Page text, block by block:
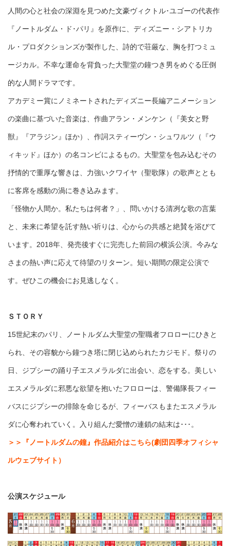
人間の心と社会の深淵を見つめた文豪ヴィクトル･ユゴーの代表作
『ノートルダム・ド･パリ』を原作に、ディズニー・シアトリカ
ル・プロダクションズが製作した、詩的で荘厳な、胸を打つミュ
ージカル。不幸な運命を背負った大聖堂の鐘つき男をめぐる圧倒
的な人間ドラマです。
アカデミー賞にノミネートされたディズニー長編アニメーション
の楽曲に基づいた音楽は、作曲アラン・メンケン（『美女と野
獣』『アラジン』ほか）、作詞スティーヴン・シュワルツ（『ウ
ィキッド』ほか）の名コンビによるもの。大聖堂を包み込むその
抒情的で重厚な響きは、力強いクワイヤ（聖歌隊）の歌声ととも
に客席を感動の渦に巻き込みます。
「怪物か人間か。私たちは何者？」、問いかける清冽な歌の言葉
と、未来に希望を託す熱い祈りは、心からの共感と絶賛を浴びて
います。2018年、発売後すぐに完売した前回の横浜公演。今みな
さまの熱い声に応えて待望のリターン。短い期間の限定公演で
す。ぜひこの機会にお見逃しなく。
ＳＴＯＲＹ
15世紀末のパリ、ノートルダム大聖堂の聖職者フロローにひきと
られ、その容貌から鐘つき塔に閉じ込められたカジモド。祭りの
日、ジプシーの踊り子エスメラルダに出会い、恋をする。美しい
エスメラルダに邪悪な欲望を抱いたフロローは、警備隊長フィー
バスにジプシーの排除を命じるが、フィーバスもまたエスメラル
ダに心奪われていく。入り組んだ愛憎の連鎖の結末は･･･。
＞＞『ノートルダムの鐘』作品紹介はこちら(劇団四季オフィシャ
ルウェブサイト）
公演スケジュール